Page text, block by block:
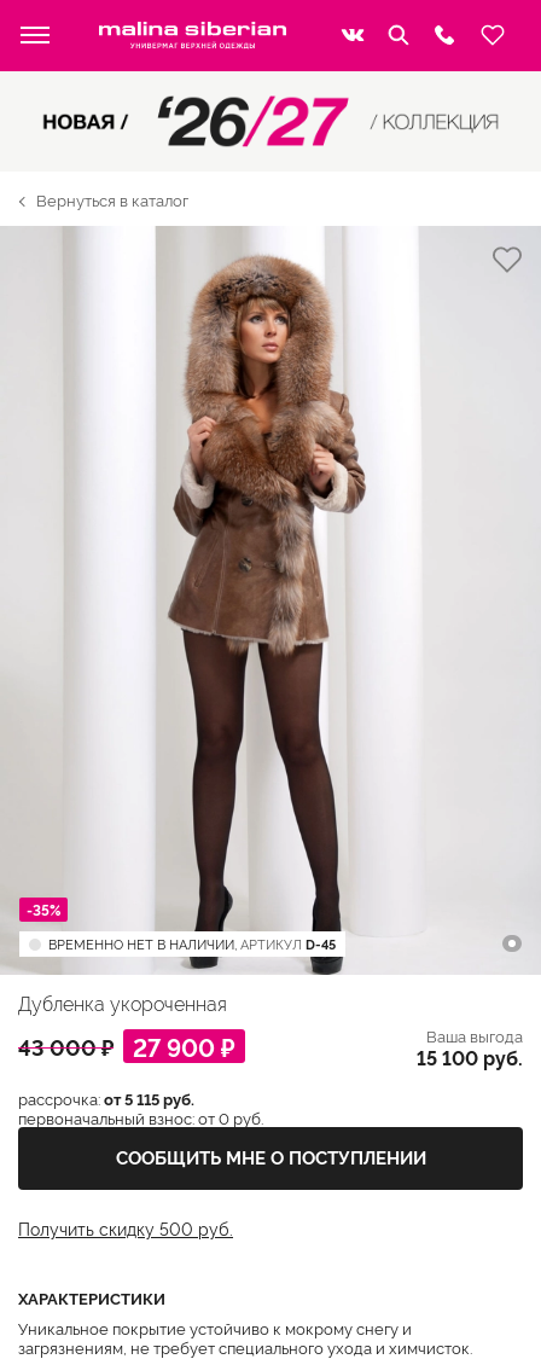
Вернуться в каталог
-35%
ВРЕМЕННО НЕТ В НАЛИЧИИ, АРТИКУЛ D-45
Дубленка укороченная
43 000 ₽ 27 900 ₽ Ваша выгода
15 100 руб.
рассрочка:от 5 115 руб.
первоначальный взнос: от 0 руб.
СООБЩИТЬ МНЕ О ПОСТУПЛЕНИИ
Получить скидку 500 руб.
ХАРАКТЕРИСТИКИ
Уникальное покрытие устойчиво к мокрому снегу и
загрязнениям, не требует специального ухода и химчисток.